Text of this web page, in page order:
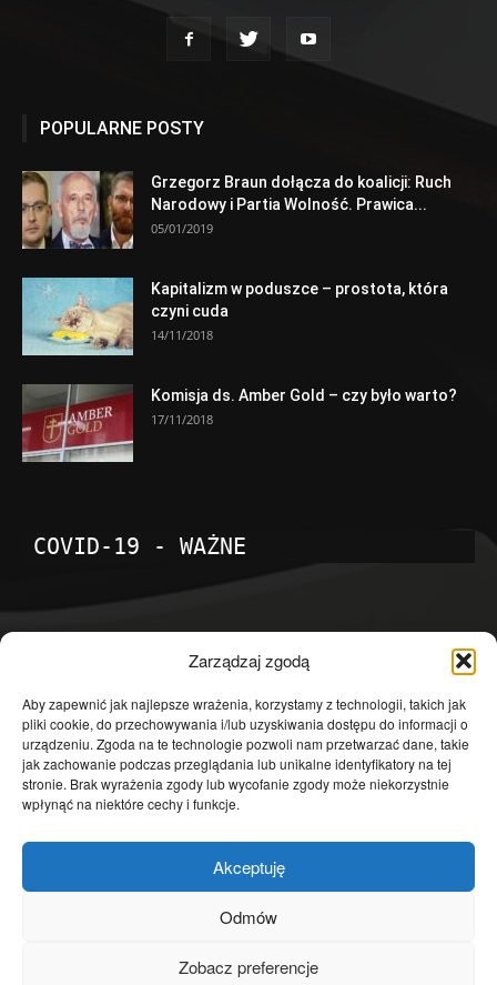
Zarządzaj zgodą
Aby zapewnić jak najlepsze wrażenia, korzystamy z technologii, takich jak
pliki cookie, do przechowywania i/lub uzyskiwania dostępu do informacji o
urządzeniu. Zgoda na te technologie pozwoli nam przetwarzać dane, takie
jak zachowanie podczas przeglądania lub unikalne identyfikatory na tej
stronie. Brak wyrażenia zgody lub wycofanie zgody może niekorzystnie
wpłynąć na niektóre cechy i funkcje.
Akceptuję
Odmów
Zobacz preferencje
POPULARNE POSTY
Grzegorz Braun dołącza do koalicji: Ruch
Narodowy i Partia Wolność. Prawica...
05/01/2019
Kapitalizm w poduszce – prostota, która
czyni cuda
14/11/2018
Komisja ds. Amber Gold – czy było warto?
17/11/2018
COVID-19 - WAŻNE
Temat dnia
4601
Publicystyka
4363
Polityka
3639
Polska
Społeczeństwo
2823